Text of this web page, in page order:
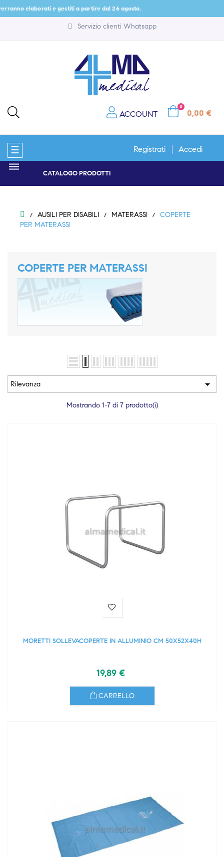
elaborati e gestiti a partire dal 26 agosto.
Servizio clienti Whatsapp
ACCOUNT
0
0,00 €
navigazione
Toggle
☰ Registrati Accedi
CATALOGO PRODOTTI
AUSILI PER DISABILI MATERASSI
COPERTE
PER MATERASSI
COPERTE PER MATERASSI
Rilevanza 
Mostrando 1-7 di 7 prodotto(i)
MORETTI SOLLEVACOPERTE IN ALLUMINIO CM 50X52X40H
19,89 €
CARRELLO